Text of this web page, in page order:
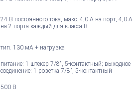
24 В постоянного тока, макс. 4,0 А на порт, 4,0 А
на 2 порта каждый для класса B
тип. 130 мА + нагрузка
питание: 1 штекер 7/8", 5-контактный; выходное
соединение: 1 розетка 7/8", 5-контактный
500 В